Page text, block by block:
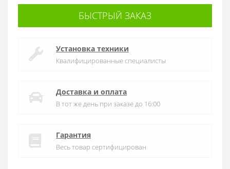
БЫСТРЫЙ ЗАКАЗ
Установка техники
Квалифицированные специалисты
Доставка и оплата
В тот же день при заказе до 16:00
Гарантия
Весь товар сертифицирован